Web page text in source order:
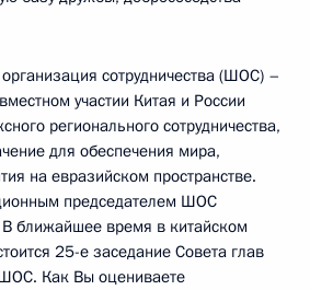
сотрудничества (ШОС) –
участии Китая и России
регионального сотрудничества,
для обеспечения мира,
на евразийском пространстве.
председателем ШОС
ближайшее время в китайском
25-е заседание Совета глав
Как Вы оцениваете